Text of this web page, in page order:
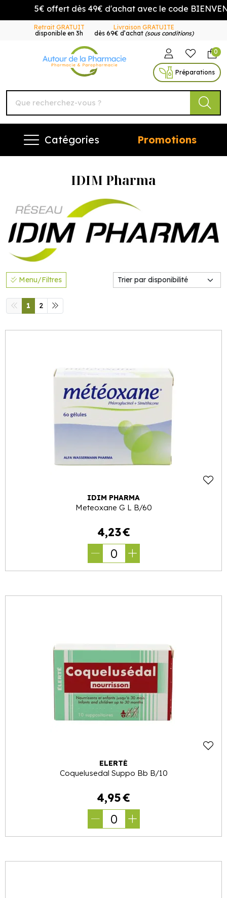
5€ offert dès 49€ d'achat avec le code BIENVENUE5
Retrait GRATUIT
disponible en 3h
Livraison GRATUITE
dès 69€ d’achat (sous conditions)
Autour de la Pharmacie
0
Préparations
Catégories Promotions
IDIM Pharma
Menu/Filtres
1 2
IDIM PHARMA
Meteoxane G L B/60
4,23€
0
ELERTÉ
Coquelusedal Suppo Bb B/10
4,95€
0